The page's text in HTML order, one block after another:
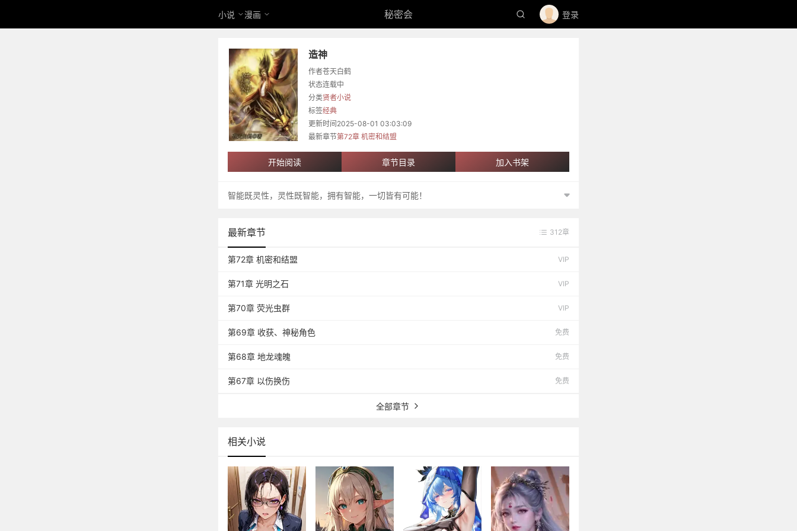
小说 漫画 秘密会 登录
造神
作者苍天白鹤
状态连载中
分类贤者小说
标签经典
更新时间 2025-08-01 03:03:09
最新章节第72章 机密和结盟
开始阅读 章节目录 加入书架
智能既灵性，灵性既智能，拥有智能，一切皆有可能！
最新章节 312章
第72章 机密和结盟 VIP
第71章 光明之石 VIP
第70章 荧光虫群 VIP
第69章 收获、神秘角色 免费
第68章 地龙魂魄 免费
第67章 以伤换伤 免费
全部章节
相关小说